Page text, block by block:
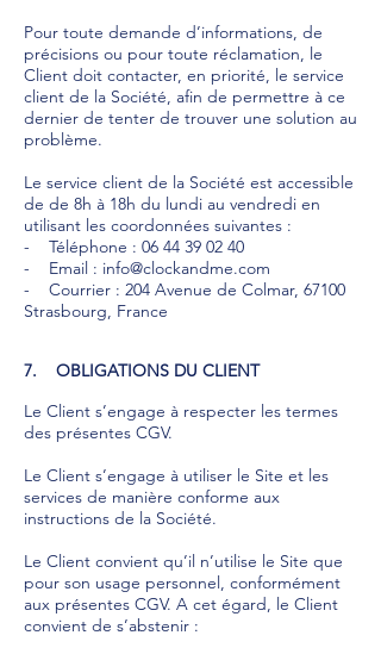
Pour toute demande d’informations, de
précisions ou pour toute réclamation, le
Client doit contacter, en priorité, le service
client de la Société, afin de permettre à ce
dernier de tenter de trouver une solution au
problème.
Le service client de la Société est accessible
de de 8h à 18h du lundi au vendredi en
utilisant les coordonnées suivantes :
- Téléphone : 06 44 39 02 40
- Email : info@clockandme.com
- Courrier : 204 Avenue de Colmar, 67100
Strasbourg, France
7. OBLIGATIONS DU CLIENT
Le Client s’engage à respecter les termes
des présentes CGV.
Le Client s’engage à utiliser le Site et les
services de manière conforme aux
instructions de la Société.
Le Client convient qu’il n’utilise le Site que
pour son usage personnel, conformément
aux présentes CGV. A cet égard, le Client
convient de s’abstenir :